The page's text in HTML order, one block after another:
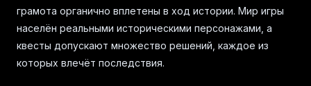
грамота органично вплетены в ход истории. Мир игры
населён реальными историческими персонажами, а
квесты допускают множество решений, каждое из
которых влечёт последствия.